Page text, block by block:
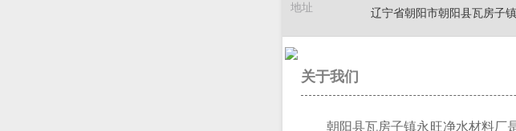
地址 辽宁省朝阳市朝阳县瓦房子
关于我们
朝阳县瓦房子镇永旺净水材料厂